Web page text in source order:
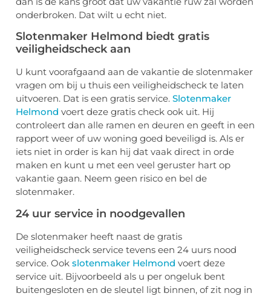
onderbroken. Dat wilt u echt niet.
Slotenmaker Helmond biedt gratis
veiligheidscheck aan
U kunt voorafgaand aan de vakantie de slotenmaker
vragen om bij u thuis een veiligheidscheck te laten
uitvoeren. Dat is een gratis service. Slotenmaker
Helmond voert deze gratis check ook uit. Hij
controleert dan alle ramen en deuren en geeft in een
rapport weer of uw woning goed beveiligd is. Als er
iets niet in order is kan hij dat vaak direct in orde
maken en kunt u met een veel geruster hart op
vakantie gaan. Neem geen risico en bel de
slotenmaker.
24 uur service in noodgevallen
De slotenmaker heeft naast de gratis
veiligheidscheck service tevens een 24 uurs nood
service. Ook slotenmaker Helmond voert deze
service uit. Bijvoorbeeld als u per ongeluk bent
buitengesloten en de sleutel ligt binnen, of zit nog in